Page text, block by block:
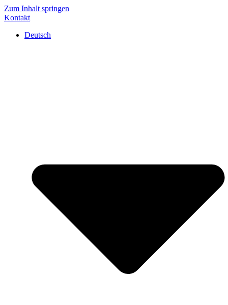
Zum Inhalt springen
Kontakt
Deutsch